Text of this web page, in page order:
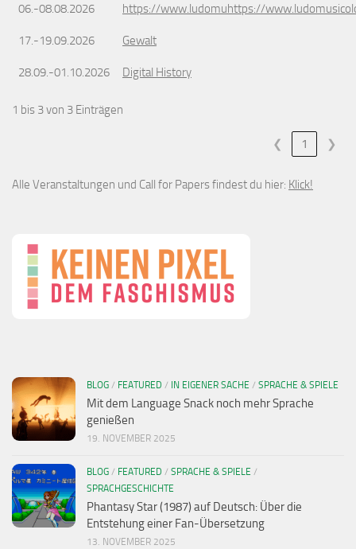
06.-08.08.2026 https://www.ludomuhttps://
17.-19.09.2026 Gewalt
28.09.-01.10.2026 Digital History
1 bis 3 von 3 Einträgen
❮ 1 ❯
Alle Veranstaltungen und Call for Papers findest du hier: Klick!
BLOG / FEATURED / IN EIGENER SACHE / SPRACHE & SPIELE
Mit dem Language Snack noch mehr Sprache
genießen
19. NOVEMBER 2025
BLOG / FEATURED / SPRACHE & SPIELE /
SPRACHGESCHICHTE
Phantasy Star (1987) auf Deutsch: Über die
Entstehung einer Fan-Übersetzung
13. NOVEMBER 2025